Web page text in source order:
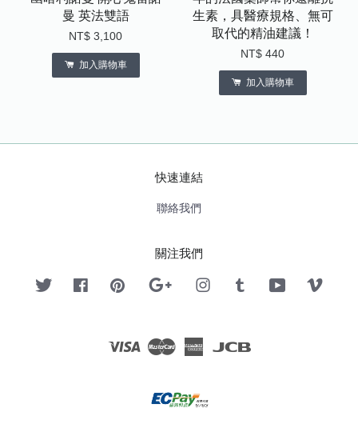
曼 英法雙語
NT$ 3,100
加入購物車
生素，具醫療規格、無可
取代的精油建議！
NT$ 440
加入購物車
快速連結
聯絡我們
關注我們
Twitter FacebookPinterest Google InstagramTumblr YouTube
Visa Master American